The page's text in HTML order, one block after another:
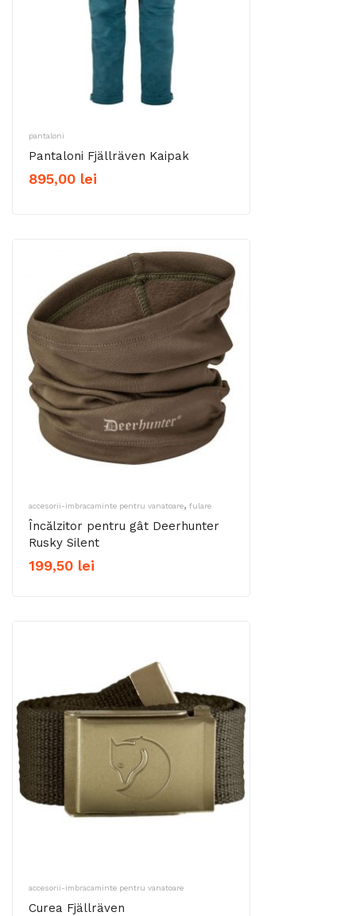
pantaloni
Pantaloni Fjällräven Kaipak
895,00 lei
accesorii-imbracaminte pentru vanatoare, fulare
Încălzitor pentru gât Deerhunter
Rusky Silent
199,50 lei
accesorii-imbracaminte pentru vanatoare
Curea Fjällräven